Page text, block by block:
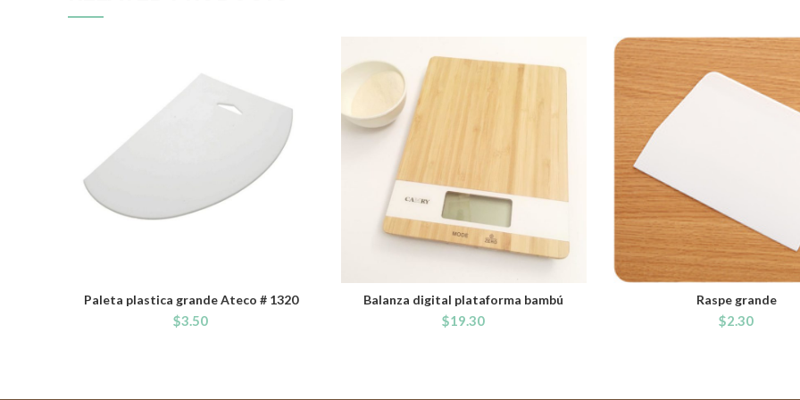
ADD TO CART
Paleta plastica grande Ateco # 1320
$3.50
ADD TO CART
Balanza digital plataforma bambú
$19.30
ADD TO CART
Raspe grande
$2.30